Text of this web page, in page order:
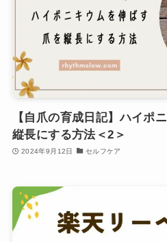
【自爪の育成日記】ハイポ
縦長にする方法＜2＞
2024年9月12日 セルフケア